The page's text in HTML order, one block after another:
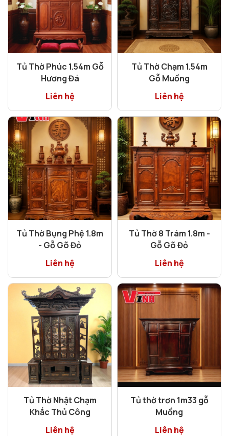
Tủ Thờ Phúc 1.54m Gỗ
Hương Đá
Liên hệ
Tủ Thờ Chạm 1.54m
Gỗ Muồng
Liên hệ
Tủ Thờ Bụng Phệ 1.8m
- Gỗ Gõ Đỏ
Liên hệ
Tủ Thờ 8 Trám 1.8m -
Gỗ Gõ Đỏ
Liên hệ
Tủ Thờ Nhật Chạm
Khắc Thủ Công
Liên hệ
Tủ thờ trơn 1m33 gỗ
Muồng
Liên hệ